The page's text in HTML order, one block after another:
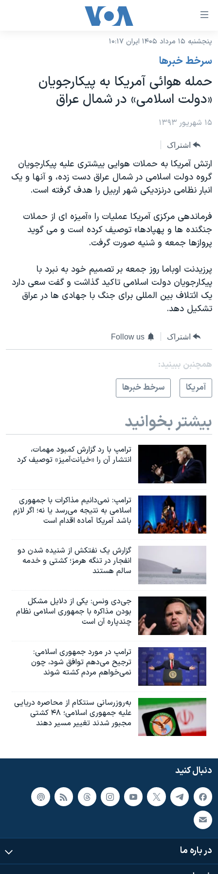
لینکهای
دسترسی
جهش
محتوای
اصلی
به
اصلی
جهش
به
جستجو
نسخه سبک وب‌سایت
موضوع ها
ایران
آمریکا
جهان
گزیده‌ها
ویژه برنامه‌ها
فرهنگ و زندگی
حقوق شهروندی
علم و فناوری
اسرائیل در جنگ
گالری عکس
آرشیو پخش زنده
برنامه های تلویزیونی
جدول برنامه ها
صفحه‌های ویژه
عملیات خشم حماسی
۲۵۰سالگی آمریکا
مستندها
انتخابات ریاست جمهوری آمریکا ۲۰۲۴
رمز مهسا
ورزش زنان در ایران
اعتراضات زن، زندگی، آزادی
مجموعه مستندهای دادخواهی
تریبونال مردمی آبان ۹۸
دادگاه حمید نوری
چهل سال گروگان‌گیری
اعتراضات مردمی آبان ۹۸
نرگس محمدی برنده جایزه نوبل صلح
همایش محافظه‌کاران آمریکا «سی‌پک»
سفر پرزیدنت ترامپ به چین
فرکانس‌های صدای آمریکا
پخش رادیویی
دنبال کنید
زبانهای مختلف
پنجشنبه ۱۵ مرداد ۱۴۰۵ ایران ۱۰:۱۷
سرخط خبرها
حمله هوائی آمریکا به پیکارجویان
«دولت اسلامی» در شمال عراق
۱۵ شهریور ۱۳۹۳
اشتراک
ارتش آمریکا به حملات هوایی ییشتری علیه پیکارجویان
گروه دولت اسلامی در شمال عراق دست زده، و آنها و یک
انبار نظامی درنزدیکی شهر اربیل را هدف گرفته است.
فرماندهی مرکزی آمریکا عملیات را «آمیزه ای از حملات
جنگنده ها و پهپادها» توصیف کرده است و می گوید
پروازها جمعه و شنیه صورت گرفت.
پرزیدنت اوباما روز جمعه بر تصمیم خود به نبرد با
پیکارجویان دولت اسلامی تاکید گذاشت و گفت سعی دارد
یک ائتلاف بین المللی برای جنگ با جهادی ها در عراق
تشکیل دهد.
اشتراک Follow us
همچنبن ببینید:
آمريکا
سرخط خبرها
بیشتر بخوانید
ترامپ با رد گزارش کمبود مهمات،
انتشار آن را «خیانت‌آمیز» توصیف کرد
ترامپ: نمی‌دانیم مذاکرات با جمهوری
اسلامی به نتیجه می‌رسد یا نه؛ اگر لازم
باشد آمریکا آماده اقدام است
گزارش یک نفتکش از شنیده شدن دو
انفجار در تنگه هرمز؛ کشتی و خدمه
سالم هستند
جی‌دی ونس: یکی از دلایل مشکل
بودن مذاکره با جمهوری اسلامی نظام
چندپاره آن است
ترامپ در مورد جمهوری اسلامی:
ترجیح می‌دهم توافق شود، چون
نمی‌خواهم مردم کشته شوند
به‌روزرسانی سنتکام از محاصره دریایی
علیه جمهوری اسلامی؛ ۴۸ کشتی
مجبور شدند تغییر مسیر دهند
دنبال کنید
در باره ما